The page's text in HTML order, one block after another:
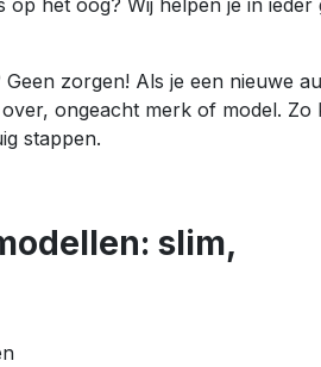
op het oog? Wij helpen je in ieder
zorgen! Als je een nieuwe
ongeacht merk of model. Zo
stappen.
slim,